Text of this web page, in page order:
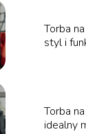
Torba
styl i
Torba
idealny